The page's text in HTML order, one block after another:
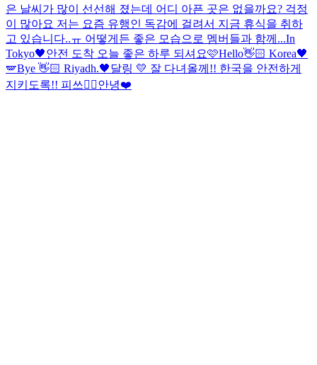
은 날씨가 많이 선선해 졌는데 어디 아픈 곳은 없을까요? 걱정
이 많아요 저는 요즘 유행인 독감에 걸려서 지금 휴식을 취하
고 있습니다..ㅠ 어떻게든 좋은 모습으로 멤버들과 함께...In
Tokyo🖤안전 도착 오늘 좋은 하루 되셔요🩷Hello👋🏻 Korea🖤
🪽Bye 👋🏻 Riyadh.🖤달링 💛 잘 다녀올께!! 한국을 안전하게
지키도록!! 피쓰✌🏻안녕❤️